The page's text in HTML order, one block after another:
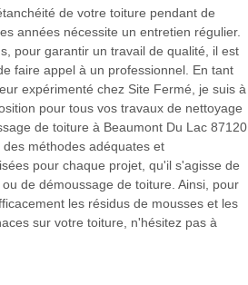
de votre toiture pendant de
années nécessite un entretien régulier.
pour garantir un travail de qualité, il est
faire appel à un professionnel. En tant
expérimenté chez Site Fermé, je suis à
pour tous vos travaux de nettoyage
de toiture à Beaumont Du Lac 87120.
des méthodes adéquates et
pour chaque projet, qu'il s'agisse de
de démoussage de toiture. Ainsi, pour
les résidus de mousses et les
sur votre toiture, n'hésitez pas à